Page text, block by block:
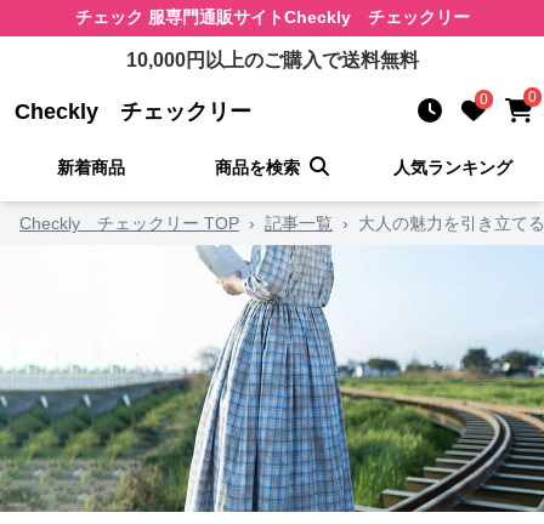
チェック 服専門通販サイトCheckly チェックリー
10,000円以上のご購入で送料無料
Checkly チェックリー 0 0
新着商品 商品を検索 人気ランキング
Checkly チェックリー TOP › 記事一覧 › 大人の魅力を引き立て